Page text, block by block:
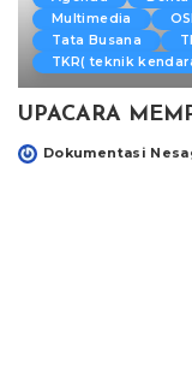
Multimedia
Tata Busana
TKR( teknik
UPACARA
Posted
Dokumentasi